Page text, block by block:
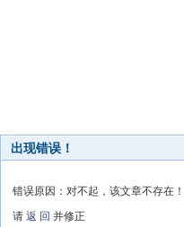
出现错误！
错误原因：对不起，该文章不存在！
请 返 回 并修正